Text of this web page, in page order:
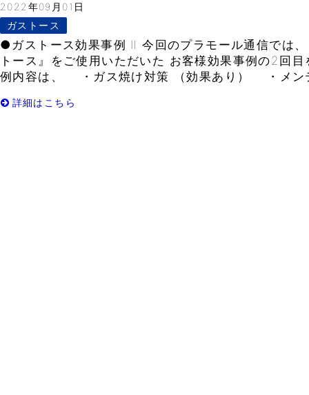
2022年09月01日
ガストース
●ガストース効果事例 Ⅱ 今回のプラモール通信では
トース』をご使用いただいた お客様効果事例の2回
例内容は、 ・ガス焼け対策 （効果あり） ・メン
詳細はこちら